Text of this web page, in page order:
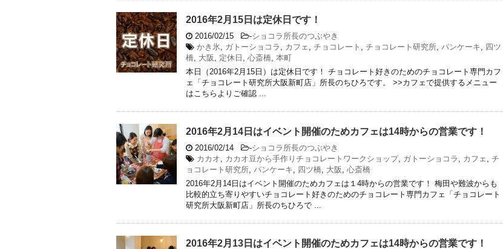
2016年2月15日は定休日です！
2016/02/15 -ショコラ所長のつぶやき
かき氷
ガトーショコラ カフェ チョコレート チョコレート研究所 パンケーキ
四ツ
橋 大阪 定休日 心斎橋 本町
本日（2016年2月15日）は定休日です！ チョコレート好きのためのチョコレート専門カフ
ェ「チョコレート研究所大阪新町店」所長のちひろです。 >>カフェで提供するメニュー
はこちらよりご確認 ...
2016年2月14日はイベント開催のためカフェは14時からの営業です！
2016/02/14 -ショコラ所長のつぶやき
カカオ
カカオ豆から手作りチョコレートワークショップ, ガトーショコラ カフェ
チ
ョコレート研究所 パンケーキ 四ツ橋 大阪
心斎橋
2016年2月14日はイベント開催のためカフェは１4時からの営業です！ 梅田や難波からも
比較的立ち寄りやすいチョコレート好きのためのチョコレート専門カフェ「チョコレート
研究所大阪新町店」所長のちひろで ...
2016年2月13日はイベント開催のためカフェは14時からの営業です！